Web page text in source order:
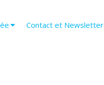
Contact et Newsletter